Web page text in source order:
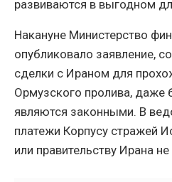
развиваются в выгодном
Накануне Министерство
опубликовало заявление,
сделки с Ираном для
Ормузского пролива, даже
являются законными. В
платежи Корпусу стражей
или правительству Ирана